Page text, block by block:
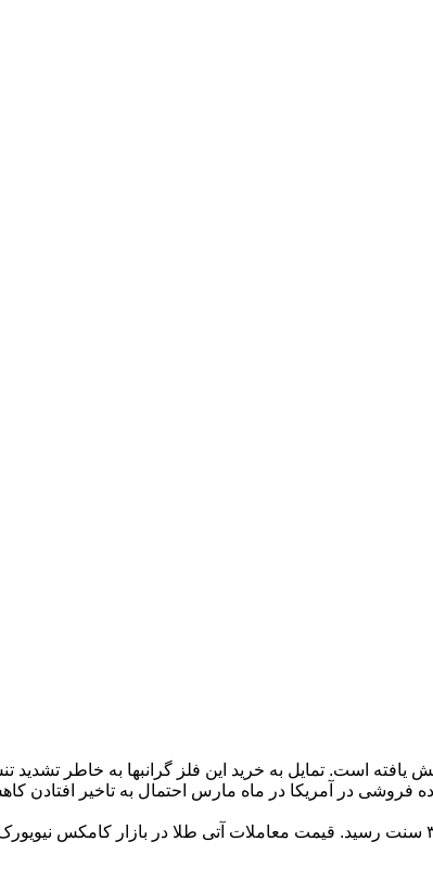
است. تمایل به خرید این فلز گرانبها به خاطر تشدید
در آمریکا در ماه مارس احتمال به تاخیر افتادن